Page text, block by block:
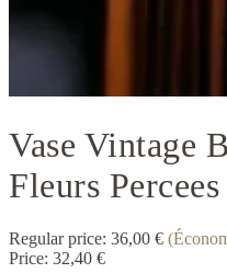
Vase Vintage
Fleurs Percees
Regular price: 36,00 €
Price: 32,40 €